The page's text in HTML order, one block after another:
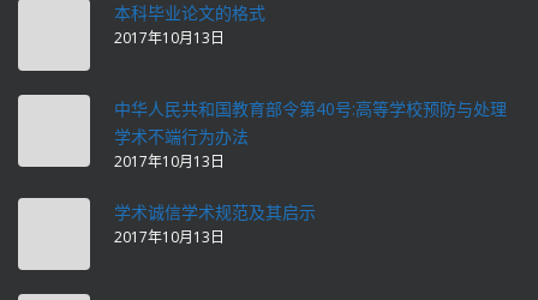
本科毕业论文的格式
2017年10月13日
中华人民共和国教育部令第40号:高等学校预防与处理
学术不端行为办法
2017年10月13日
学术诚信学术规范及其启示
2017年10月13日